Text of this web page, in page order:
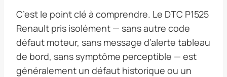
C’est le point clé à comprendre. Le DTC P1525
Renault pris isolément — sans autre code
défaut moteur, sans message d’alerte tableau
de bord, sans symptôme perceptible — est
généralement un défaut historique ou un